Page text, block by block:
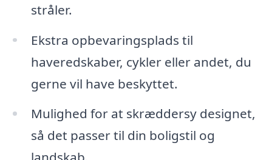
stråler.
Ekstra opbevaringsplads til
haveredskaber, cykler eller andet, du
gerne vil have beskyttet.
Mulighed for at skræddersy designet,
så det passer til din boligstil og